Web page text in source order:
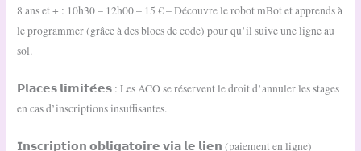
8 ans et + : 10h30 – 12h00 – 15 € – Découvre le robot mBot et apprends à
le programmer (grâce à des blocs de code) pour qu’il suive une ligne au
sol.
𝗣𝗹𝗮𝗰𝗲𝘀 𝗹𝗶𝗺𝗶𝘁𝗲́𝗲𝘀 : Les ACO se réservent le droit d’annuler les stages
en cas d’inscriptions insuffisantes.
𝗜𝗻𝘀𝗰𝗿𝗶𝗽𝘁𝗶𝗼𝗻 𝗼𝗯𝗹𝗶𝗴𝗮𝘁𝗼𝗶𝗿𝗲 𝘃𝗶𝗮 𝗹𝗲 𝗹𝗶𝗲𝗻 (paiement en ligne)